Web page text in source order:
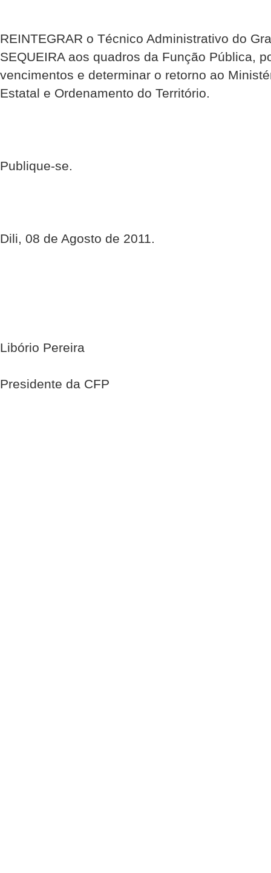
REINTEGRAR o Técnico Administrativo do
SEQUEIRA aos quadros da Função Pública,
vencimentos e determinar o retorno ao
Estatal e Ordenamento do Território.
Publique-se.
Dili, 08 de Agosto de 2011.
Libório Pereira
Presidente da CFP